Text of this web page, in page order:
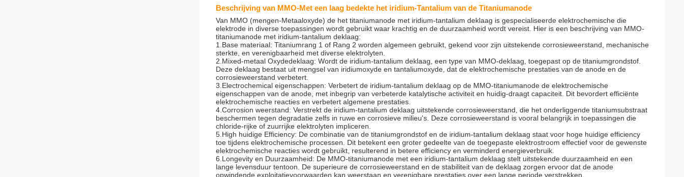
Beschrijving van MMO-Met een laag bedekte het iridium-Tantalium van de Titaniumanode
Van MMO (mengen-Metaaloxyde) de het titaniumanode met iridium-tantalium deklaag is gespecialiseerde elektrochemische die
elektrode in diverse toepassingen wordt gebruikt waar krachtig en de duurzaamheid wordt vereist. Hier is een beschrijving van MMO-
titaniumanode met iridium-tantalium deklaag:
1.Base materiaal: Titaniumrang 1 of Rang 2 worden algemeen gebruikt , gekend voor zijn uitstekende corrosieweerstand, mechanische
sterkte, en verenigbaarheid met diverse elektrolyten.
2.Mixed-metaal Oxydedeklaag: Wordt de iridium-tantalium deklaag, een type van MMO-deklaag, toegepast op de titaniumgrondstof.
Deze deklaag bestaat uit mengsel van iridiumoxyde en tantaliumoxyde, dat de elektrochemische prestaties van de anode en de
corrosieweerstand verbetert.
3.Electrochemical eigenschappen: Verbetert de iridium-tantalium deklaag op de MMO-titaniumanode de elektrochemische
eigenschappen van de anode, met inbegrip van verbeterde katalytische activiteit en huidig-draagt capaciteit. Dit bevordert efficiënte
elektrochemische reacties en verbetert algemene prestaties.
4.Corrosion weerstand: Verstrekt de iridium-tantalium deklaag uitstekende corrosieweerstand, die het onderliggende titaniumsubstraat
beschermen tegen degradatie zelfs in ruwe en corrosieve milieu's. Deze corrosieweerstand is vooral belangrijk in toepassingen die
chloride-rijke of zuurrijke elektrolyten impliceren.
5.High huidige Efficiency: De combinatie van de titaniumgrondstof en de iridium-tantalium deklaag staat voor hoge huidige efficiency
toe tijdens elektrochemische processen. Dit betekent een groter gedeelte van de toegepaste elektrostroom effectief voor de gewenste
elektrochemische reacties wordt gebruikt, resulterend in betere efficiency en verminderd energieverbruik.
6.Longevity en Duurzaamheid: De MMO-titaniumanode met een iridium-tantalium deklaag stelt uitstekende duurzaamheid en een
lange levensduur tentoon. De superieure de corrosieweerstand en de stabiliteit van de deklaag zorgen ervoor dat de anode
opwindende exploitatievoorwaarden kan weerstaan en verenigbare prestaties over een lange periode verstrekken.